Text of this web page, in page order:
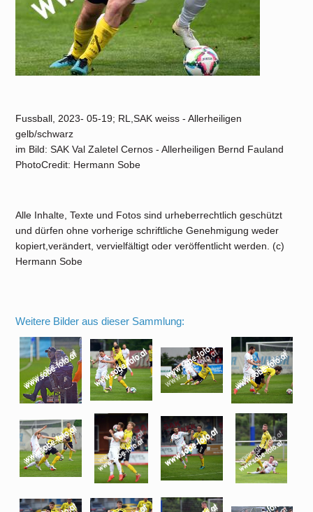
Fussball, 2023- 05-19; RL,SAK weiss - Allerheiligen
gelb/schwarz
im Bild: SAK Val Zaletel Cernos - Allerheiligen Bernd Fauland
PhotoCredit: Hermann Sobe
Alle Inhalte, Texte und Fotos sind urheberrechtlich geschützt
und dürfen ohne vorherige schriftliche Genehmigung weder
kopiert,verändert, vervielfältigt oder veröffentlicht werden. (c)
Hermann Sobe
Weitere Bilder aus dieser Sammlung: